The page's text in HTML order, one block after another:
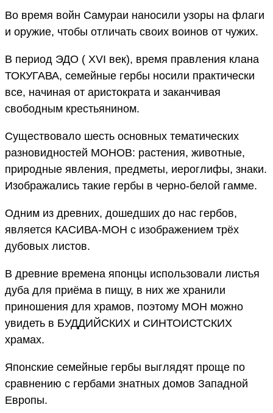
Во время войн Самураи наносили узоры на флаги
и оружие, чтобы отличать своих воинов от чужих.
В период ЭДО ( ХVI век), время правления клана
ТОКУГАВА, семейные гербы носили практически
все, начиная от аристократа и заканчивая
свободным крестьянином.
Существовало шесть основных тематических
разновидностей МОНОВ: растения, животные,
природные явления, предметы, иероглифы, знаки.
Изображались такие гербы в черно-белой гамме.
Одним из древних, дошедших до нас гербов,
является КАСИВА-МОН с изображением трёх
дубовых листов.
В древние времена японцы использовали листья
дуба для приёма в пищу, в них же хранили
приношения для храмов, поэтому МОН можно
увидеть в БУДДИЙСКИХ и СИНТОИСТСКИХ
храмах.
Японские семейные гербы выглядят проще по
сравнению с гербами знатных домов Западной
Европы.